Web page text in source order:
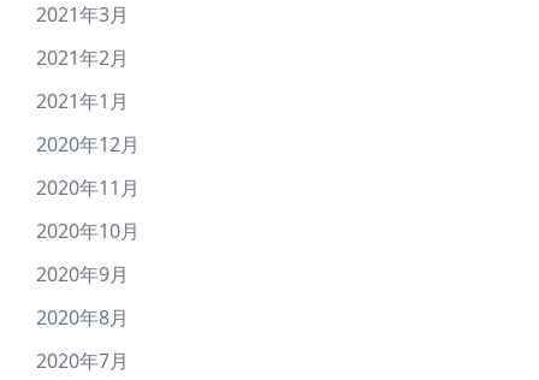
2021年3月
2021年2月
2021年1月
2020年12月
2020年11月
2020年10月
2020年9月
2020年8月
2020年7月